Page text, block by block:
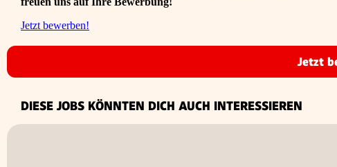
Jetzt bewerben!
Jetzt
DIESE JOBS KÖNNTEN DICH AUCH INTERESSIEREN